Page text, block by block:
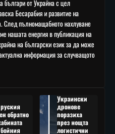
българи от Украйна с цел
Бесарабия и развитие на
След пълномащабното нахлуване
нашата енергия в публикация на
на български език за да може
информация за случващото
обратно
Украински
дронове
поразиха
през нощта
логистични